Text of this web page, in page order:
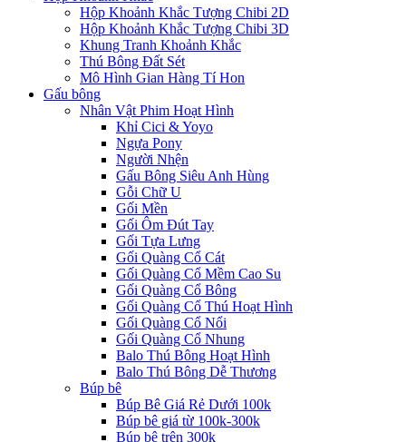
Hộp Khoảnh Khắc Tượng Chibi 2D
Hộp Khoảnh Khắc Tượng Chibi 3D
Khung Tranh Khoảnh Khắc
Thú Bông Đất Sét
Mô Hình Gian Hàng Tí Hon
Gấu bông
Nhân Vật Phim Hoạt Hình
Khỉ Cici & Yoyo
Ngựa Pony
Người Nhện
Gấu Bông Siêu Anh Hùng
Gỗi Chữ U
Gối Mền
Gối Ôm Đút Tay
Gối Tựa Lưng
Gối Quàng Cổ Cát
Gối Quàng Cổ Mềm Cao Su
Gối Quàng Cổ Bông
Gối Quàng Cổ Thú Hoạt Hình
Gối Quàng Cổ Nổi
Gối Quàng Cổ Nhung
Balo Thú Bông Hoạt Hình
Balo Thú Bông Dễ Thương
Búp bê
Búp Bê Giá Rẻ Dưới 100k
Búp bê giá từ 100k-300k
Búp bê trên 300k